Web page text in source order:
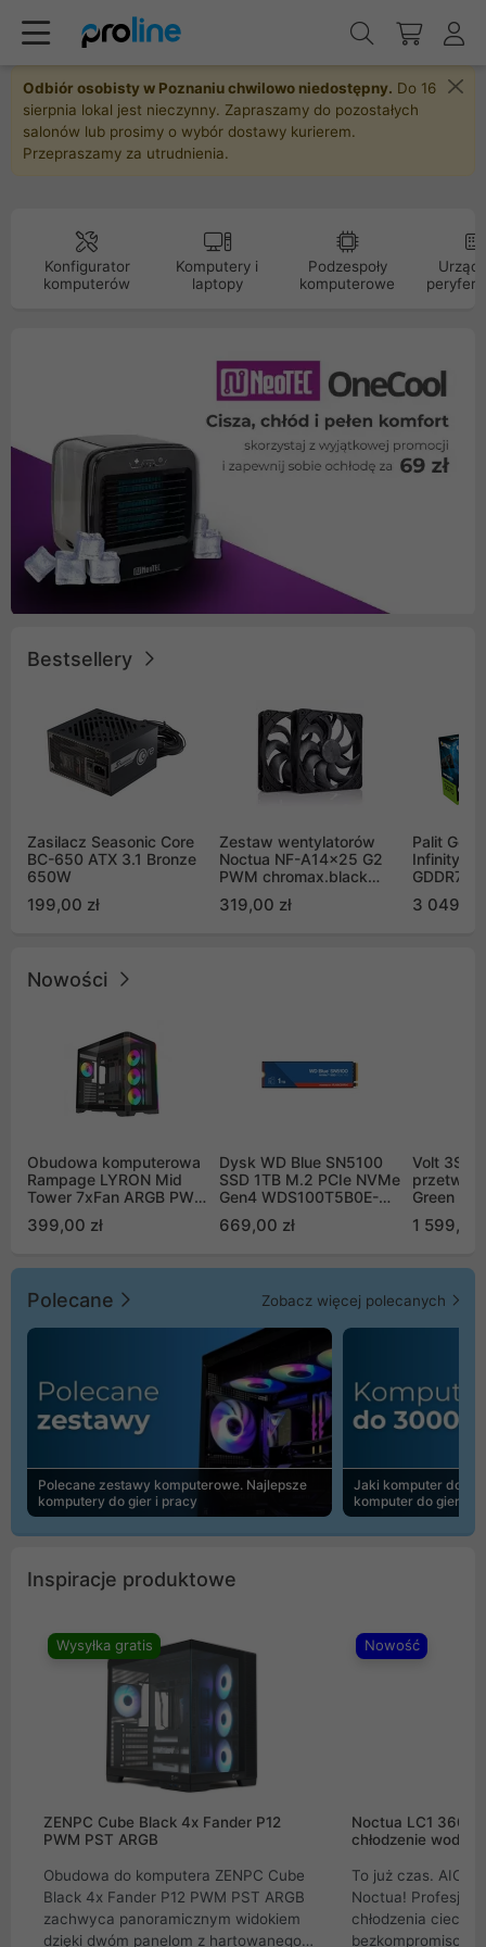
Odbiór osobisty w Poznaniu chwilowo niedostępny. Do 16
sierpnia lokal jest nieczynny. Zapraszamy do pozostałych
salonów lub prosimy o wybór dostawy kurierem.
Przepraszamy za utrudnienia.
Konfigurator
komputerów
Komputery i
laptopy
Podzespoły
komputerowe
Bestsellery
Zasilacz Seasonic Core
BC-650 ATX 3.1 Bronze
650W
199,00 zł
Zestaw wentylatorów
Noctua NF-A14x25 G2
PWM chromax.black
Push Pull (2szt)
319,00 zł
Palit
Infinity 3
GDDR7
GB2050S)
3 049,00
Nowości
Obudowa komputerowa
Rampage LYRON Mid
Tower 7xFan ARGB PWM
399,00 zł
Dysk WD Blue SN5100
SSD 1TB M.2 PCIe NVMe
Gen4 WDS100T5B0E-
669,00 zł
Volt
Green
1 599,00
Polecane Zobacz więcej polecanych
Polecane zestawy komputerowe. Najlepsze
komputery do gier i pracy
Jaki komputer do
komputer do gier |
Inspiracje produktowe
Wysyłka gratis
ZENPC Cube Black 4x Fander P12
PWM PST ARGB
Obudowa do komputera ZENPC Cube
Black 4x Fander P12 PWM PST ARGB
zachwyca panoramicznym widokiem
dzięki dwóm panelom z hartowanego
Nowość
Noctua LC1
chłodzenie wodne
To już czas. AIO
Noctua!
chłodzenia cieczą